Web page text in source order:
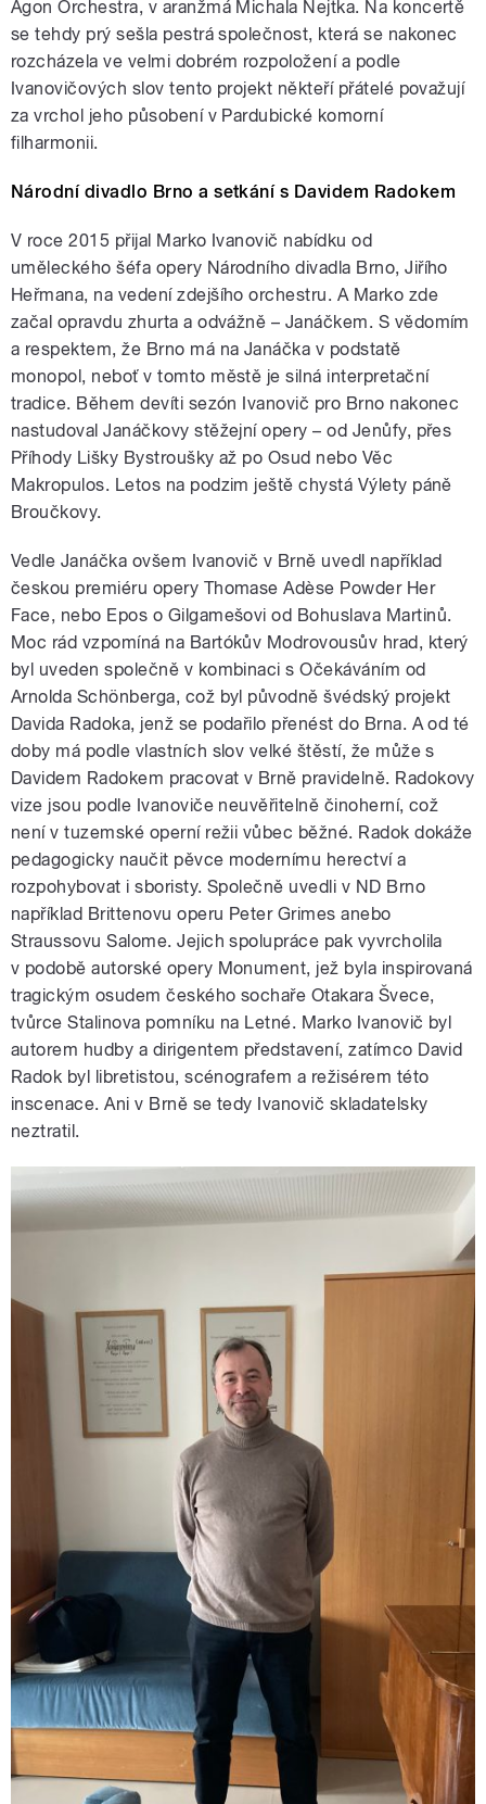
Agon Orchestra, v aranžmá Michala Nejtka. Na koncertě
se tehdy prý sešla pestrá společnost, která se nakonec
rozcházela ve velmi dobrém rozpoložení a podle
Ivanovičových slov tento projekt někteří přátelé považují
za vrchol jeho působení v Pardubické komorní
filharmonii.
Národní divadlo Brno a setkání s Davidem Radokem
V roce 2015 přijal Marko Ivanovič nabídku od
uměleckého šéfa opery Národního divadla Brno, Jiřího
Heřmana, na vedení zdejšího orchestru. A Marko zde
začal opravdu zhurta a odvážně – Janáčkem. S vědomím
a respektem, že Brno má na Janáčka v podstatě
monopol, neboť v tomto městě je silná interpretační
tradice. Během devíti sezón Ivanovič pro Brno nakonec
nastudoval Janáčkovy stěžejní opery – od Jenůfy, přes
Příhody Lišky Bystroušky až po Osud nebo Věc
Makropulos. Letos na podzim ještě chystá Výlety páně
Broučkovy.
Vedle Janáčka ovšem Ivanovič v Brně uvedl například
českou premiéru opery Thomase Adèse Powder Her
Face, nebo Epos o Gilgamešovi od Bohuslava Martinů.
Moc rád vzpomíná na Bartókův Modrovousův hrad, který
byl uveden společně v kombinaci s Očekáváním od
Arnolda Schönberga, což byl původně švédský projekt
Davida Radoka, jenž se podařilo přenést do Brna. A od té
doby má podle vlastních slov velké štěstí, že může s
Davidem Radokem pracovat v Brně pravidelně. Radokovy
vize jsou podle Ivanoviče neuvěřitelně činoherní, což
není v tuzemské operní režii vůbec běžné. Radok dokáže
pedagogicky naučit pěvce modernímu herectví a
rozpohybovat i sboristy. Společně uvedli v ND Brno
například Brittenovu operu Peter Grimes anebo
Straussovu Salome. Jejich spolupráce pak vyvrcholila
v podobě autorské opery Monument, jež byla inspirovaná
tragickým osudem českého sochaře Otakara Švece,
tvůrce Stalinova pomníku na Letné. Marko Ivanovič byl
autorem hudby a dirigentem představení, zatímco David
Radok byl libretistou, scénografem a režisérem této
inscenace. Ani v Brně se tedy Ivanovič skladatelsky
neztratil.